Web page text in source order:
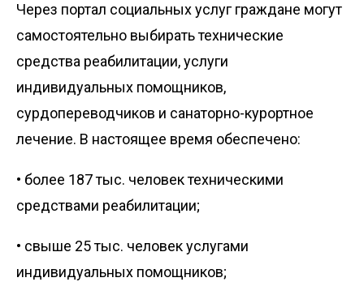
Через портал социальных услуг граждане могут
самостоятельно выбирать технические
средства реабилитации, услуги
индивидуальных помощников,
сурдопереводчиков и санаторно-курортное
лечение. В настоящее время обеспечено:
• более 187 тыс. человек техническими
средствами реабилитации;
• свыше 25 тыс. человек услугами
индивидуальных помощников;